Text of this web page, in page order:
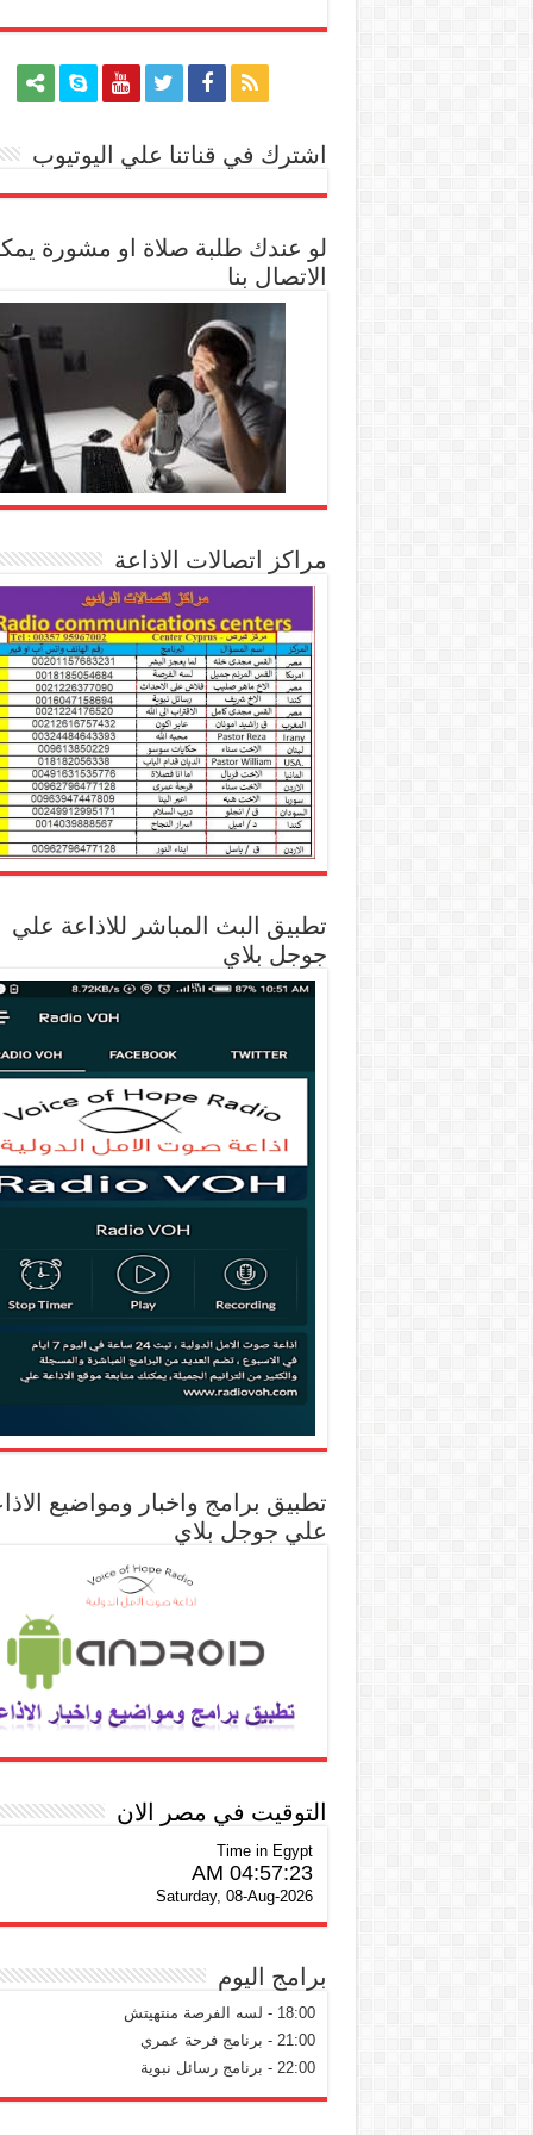
اشترك في قناتنا علي اليوتيوب
لو عندك طلبة صلاة او مشورة
الاتصال بنا
مراكز اتصالات الاذاعة
تطبيق البث المباشر للاذاعة علي
جوجل بلاي
تطبيق برامج واخبار ومواضيع
علي جوجل بلاي
التوقيت في مصر الان
Time in Egypt
04:57:24 AM
Saturday, 08-Aug-2026
برامج اليوم
18:00 - لسه الفرصة منتهيتش
21:00 - برنامج فرحة عمري
22:00 - برنامج رسائل نبوية